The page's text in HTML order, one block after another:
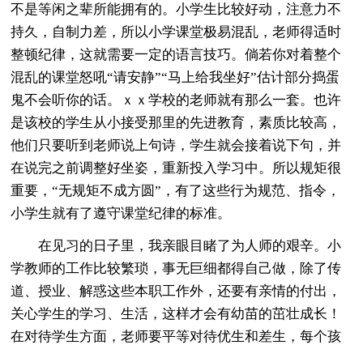
不是等闲之辈所能拥有的。小学生比较好动，注意力不
持久，自制力差，所以小学课堂极易混乱，老师得适时
整顿纪律，这就需要一定的语言技巧。倘若你对着整个
混乱的课堂怒吼“请安静”“马上给我坐好”估计部分捣蛋
鬼不会听你的话。ｘｘ学校的老师就有那么一套。也许
是该校的学生从小接受那里的先进教育，素质比较高，
他们只要听到老师说上句诗，学生就会接着说下句，并
在说完之前调整好坐姿，重新投入学习中。所以规矩很
重要，“无规矩不成方圆”，有了这些行为规范、指令，
小学生就有了遵守课堂纪律的标准。
在见习的日子里，我亲眼目睹了为人师的艰辛。小
学教师的工作比较繁琐，事无巨细都得自己做，除了传
道、授业、解惑这些本职工作外，还要有亲情的付出，
关心学生的学习、生活，这样才会有幼苗的茁壮成长！
在对待学生方面，老师要平等对待优生和差生，每个孩